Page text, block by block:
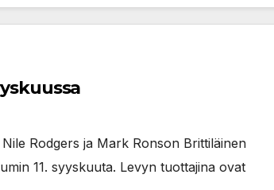
Rodgers ja Mark Ronson Brittiläinen
11. syyskuuta. Levyn tuottajina ovat